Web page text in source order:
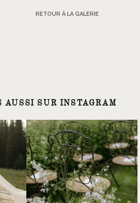
RETOUR À LA GALERIE
AUSSI SUR INSTAGRAM